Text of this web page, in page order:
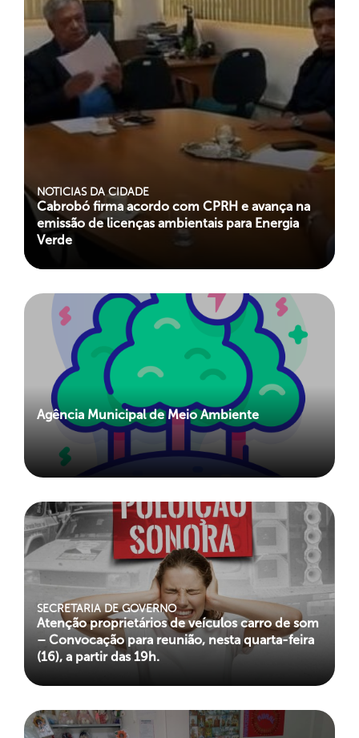
NOTICIAS DA CIDADE
Cabrobó firma acordo com CPRH e avança na
emissão de licenças ambientais para Energia
Verde
Agência Municipal de Meio Ambiente
SECRETARIA DE GOVERNO
Atenção proprietários de veículos carro de som
– Convocação para reunião, nesta quarta-feira
(16), a partir das 19h.